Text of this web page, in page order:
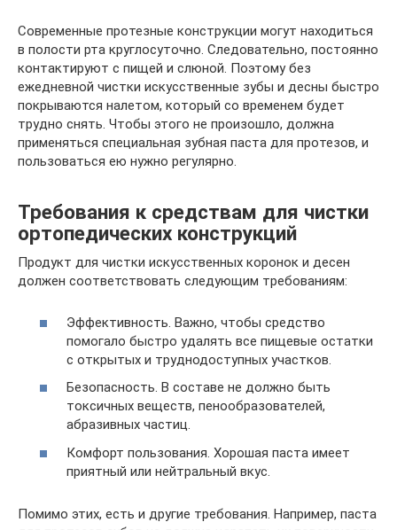
Современные протезные конструкции могут находиться
в полости рта круглосуточно. Следовательно, постоянно
контактируют с пищей и слюной. Поэтому без
ежедневной чистки искусственные зубы и десны быстро
покрываются налетом, который со временем будет
трудно снять. Чтобы этого не произошло, должна
применяться специальная зубная паста для протезов, и
пользоваться ею нужно регулярно.
Требования к средствам для чистки
ортопедических конструкций
Продукт для чистки искусственных коронок и десен
должен соответствовать следующим требованиям:
Эффективность. Важно, чтобы средство
помогало быстро удалять все пищевые остатки
с открытых и труднодоступных участков.
Безопасность. В составе не должно быть
токсичных веществ, пенообразователей,
абразивных частиц.
Комфорт пользования. Хорошая паста имеет
приятный или нейтральный вкус.
Помимо этих, есть и другие требования. Например, паста